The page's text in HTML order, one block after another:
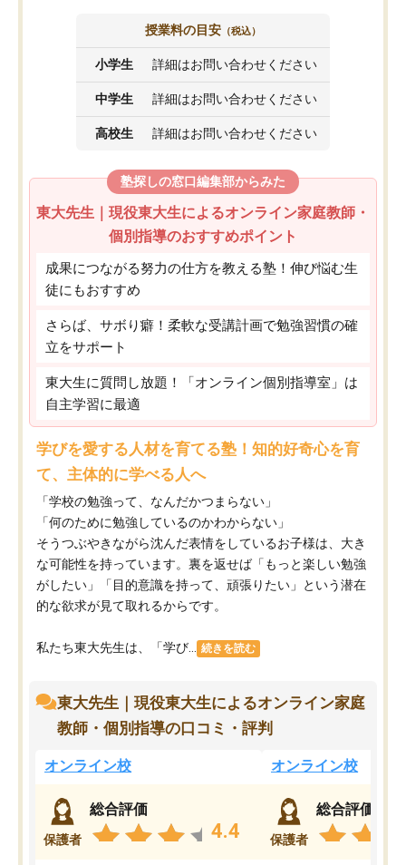
授業料の目安 （税込）
小学生 詳細はお問い合わせください
中学生 詳細はお問い合わせください
高校生 詳細はお問い合わせください
塾探しの窓口編集部からみた
東大先生｜現役東大生によるオンライン家庭教師・
個別指導のおすすめポイント
成果につながる努力の仕方を教える塾！伸び悩む生
徒にもおすすめ
さらば、サボり癖！柔軟な受講計画で勉強習慣の確
立をサポート
東大生に質問し放題！「オンライン個別指導室」は
自主学習に最適
学びを愛する人材を育てる塾！知的好奇心を育
て、主体的に学べる人へ
「学校の勉強って、なんだかつまらない」
「何のために勉強しているのかわからない」
そうつぶやきながら沈んだ表情をしているお子様は、大き
な可能性を持っています。裏を返せば「もっと楽しい勉強
がしたい」「目的意識を持って、頑張りたい」という潜在
的な欲求が見て取れるからです。
私たち東大先生は、「学び... 続きを読む
東大先生｜現役東大生によるオンライン家庭
教師・個別指導の口コミ・評判
オンライン校
保護者
総合評価
4.4
オンライン校
保護者
総合評価